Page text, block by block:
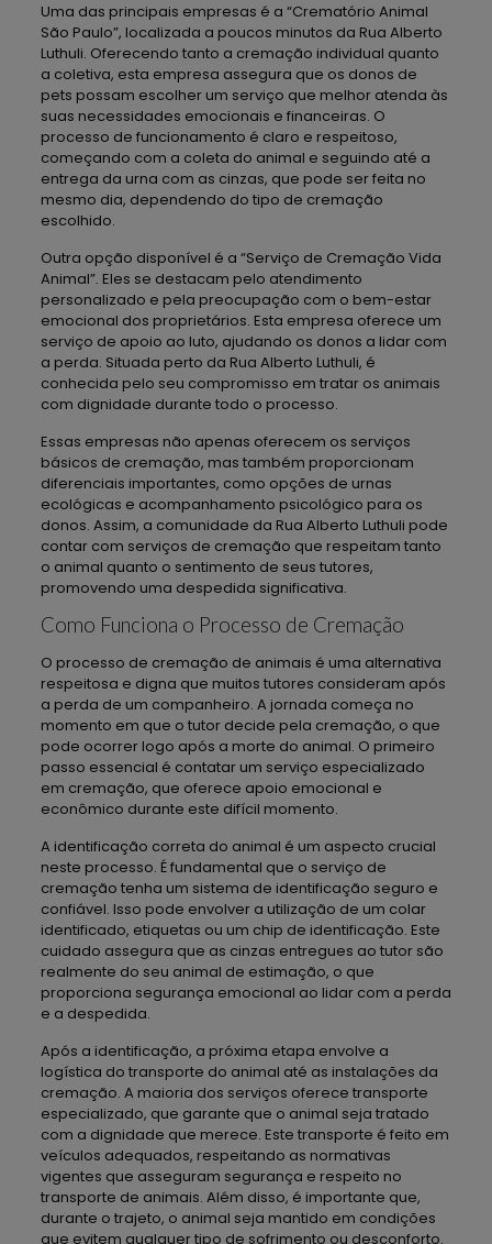
Uma das principais empresas é a “Crematório Animal
São Paulo”, localizada a poucos minutos da Rua Alberto
Luthuli. Oferecendo tanto a cremação individual quanto
a coletiva, esta empresa assegura que os donos de
pets possam escolher um serviço que melhor atenda às
suas necessidades emocionais e financeiras. O
processo de funcionamento é claro e respeitoso,
começando com a coleta do animal e seguindo até a
entrega da urna com as cinzas, que pode ser feita no
mesmo dia, dependendo do tipo de cremação
escolhido.
Outra opção disponível é a “Serviço de Cremação Vida
Animal”. Eles se destacam pelo atendimento
personalizado e pela preocupação com o bem-estar
emocional dos proprietários. Esta empresa oferece um
serviço de apoio ao luto, ajudando os donos a lidar com
a perda. Situada perto da Rua Alberto Luthuli, é
conhecida pelo seu compromisso em tratar os animais
com dignidade durante todo o processo.
Essas empresas não apenas oferecem os serviços
básicos de cremação, mas também proporcionam
diferenciais importantes, como opções de urnas
ecológicas e acompanhamento psicológico para os
donos. Assim, a comunidade da Rua Alberto Luthuli pode
contar com serviços de cremação que respeitam tanto
o animal quanto o sentimento de seus tutores,
promovendo uma despedida significativa.
Como Funciona o Processo de Cremação
O processo de cremação de animais é uma alternativa
respeitosa e digna que muitos tutores consideram após
a perda de um companheiro. A jornada começa no
momento em que o tutor decide pela cremação, o que
pode ocorrer logo após a morte do animal. O primeiro
passo essencial é contatar um serviço especializado
em cremação, que oferece apoio emocional e
econômico durante este difícil momento.
A identificação correta do animal é um aspecto crucial
neste processo. É fundamental que o serviço de
cremação tenha um sistema de identificação seguro e
confiável. Isso pode envolver a utilização de um colar
identificado, etiquetas ou um chip de identificação. Este
cuidado assegura que as cinzas entregues ao tutor são
realmente do seu animal de estimação, o que
proporciona segurança emocional ao lidar com a perda
e a despedida.
Após a identificação, a próxima etapa envolve a
logística do transporte do animal até as instalações da
cremação. A maioria dos serviços oferece transporte
especializado, que garante que o animal seja tratado
com a dignidade que merece. Este transporte é feito em
veículos adequados, respeitando as normativas
vigentes que asseguram segurança e respeito no
transporte de animais. Além disso, é importante que,
durante o trajeto, o animal seja mantido em condições
que evitem qualquer tipo de sofrimento ou desconforto.